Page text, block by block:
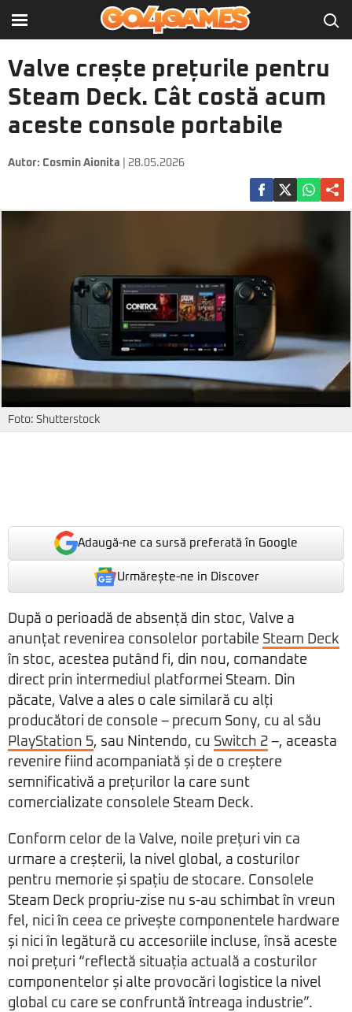
Valve crește prețurile pentru
Steam Deck. Cât costă acum
aceste console portabile
Autor: Cosmin Aionita | 28.05.2026
Foto: Shutterstock
Adaugă-ne ca sursă preferată în Google
Urmărește-ne in Discover
După o perioadă de absență din stoc, Valve a
anunțat revenirea consolelor portabile Steam Deck
în stoc, acestea putând fi, din nou, comandate
direct prin intermediul platformei Steam. Din
păcate, Valve a ales o cale similară cu alți
producători de console – precum Sony, cu al său
PlayStation 5, sau Nintendo, cu Switch 2 –, aceasta
revenire fiind acompaniată și de o creștere
semnificativă a prețurilor la care sunt
comercializate consolele Steam Deck.
Conform celor de la Valve, noile prețuri vin ca
urmare a creșterii, la nivel global, a costurilor
pentru memorie și spațiu de stocare. Consolele
Steam Deck propriu-zise nu s-au schimbat în vreun
fel, nici în ceea ce privește componentele hardware
și nici în legătură cu accesoriile incluse, însă aceste
noi prețuri “reflectă situația actuală a costurilor
componentelor și alte provocări logistice la nivel
global cu care se confruntă întreaga industrie”.